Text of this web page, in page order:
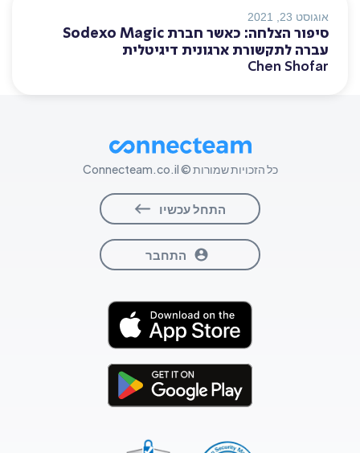
משאבי אנוש
הכשרת עובדים
אוגוסט 23, 2021
סיפור הצלחה: כאשר חברת Sodexo Magic
עברה לתקשורת ארגונית דיגיטלית
Chen Shofar
כל הזכויות שמורות © Connecteam.co.il
התחל עכשיו
התחבר